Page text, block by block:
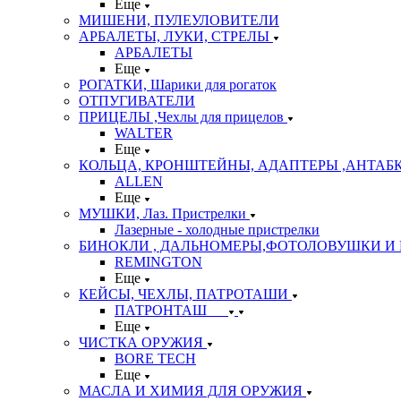
Еще
МИШЕНИ, ПУЛЕУЛОВИТЕЛИ
АРБАЛЕТЫ, ЛУКИ, СТРЕЛЫ
АРБАЛЕТЫ
Еще
РОГАТКИ, Шарики для рогаток
ОТПУГИВАТЕЛИ
ПРИЦЕЛЫ ,Чехлы для прицелов
WALTER
Еще
КОЛЬЦА, КРОНШТЕЙНЫ, АДАПТЕРЫ
ALLEN
Еще
МУШКИ, Лаз. Пристрелки
Лазерные - холодные пристрелки
БИНОКЛИ , ДАЛЬНОМЕРЫ,ФОТОЛОВУШКИ И
REMINGTON
Еще
КЕЙСЫ, ЧЕХЛЫ, ПАТРОТАШИ
ПАТРОНТАШ
Еще
ЧИСТКА ОРУЖИЯ
BORE TECH
Еще
МАСЛА И ХИМИЯ ДЛЯ ОРУЖИЯ